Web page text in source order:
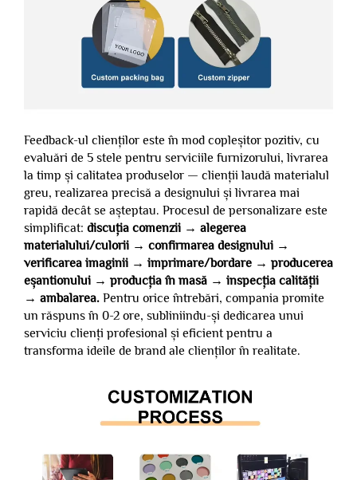
Feedback-ul clienților este în mod copleșitor pozitiv, cu
evaluări de 5 stele pentru serviciile furnizorului, livrarea
la timp și calitatea produselor — clienții laudă materialul
greu, realizarea precisă a designului și livrarea mai
rapidă decât se așteptau. Procesul de personalizare este
simplificat: discuția comenzii → alegerea
materialului/culorii → confirmarea designului →
verificarea imaginii → imprimare/bordare → producerea
eșantionului → producția în masă → inspecția calității
→ ambalarea. Pentru orice întrebări, compania promite
un răspuns în 0-2 ore, subliniindu-și dedicarea unui
serviciu clienți profesional și eficient pentru a
transforma ideile de brand ale clienților în realitate.